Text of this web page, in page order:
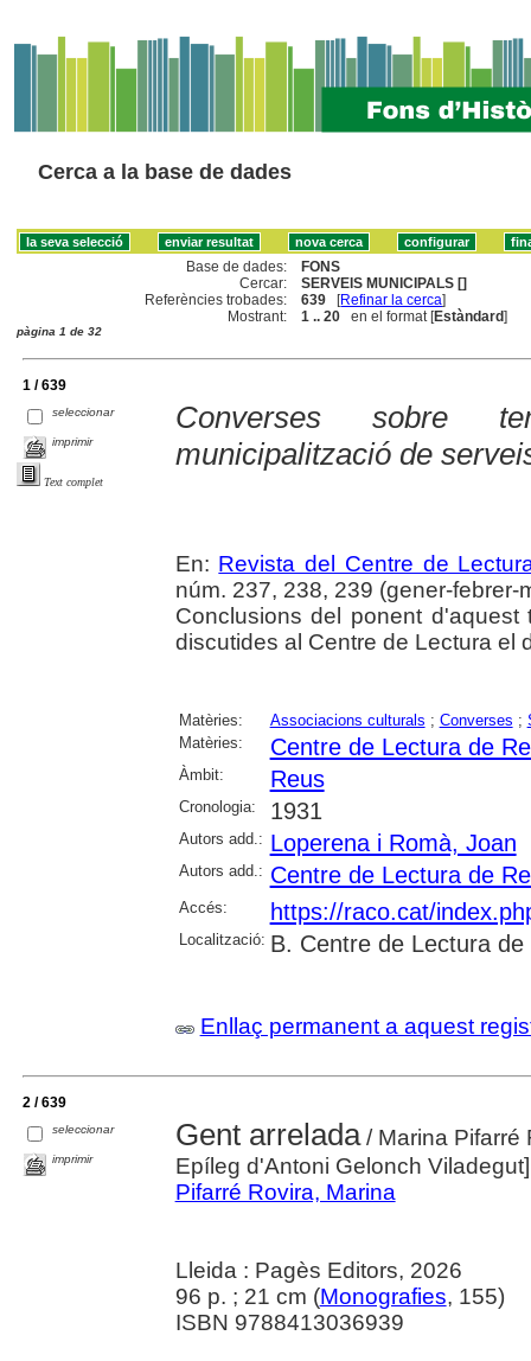
Cerca a la base de dades
Base de dades:
FONS
Cercar:
SERVEIS MUNICIPALS []
Referències trobades:
639 [Refinar la cerca]
Mostrant:
1 .. 20 en el format [Estàndard]
pàgina 1 de 32
1 / 639
seleccionar
imprimir
Text complet
Converses sobre
municipalització de
En: Revista del Centre de
núm. 237, 238, 239 (gener-febrer-
Conclusions del ponent
discutides al Centre de Lectura el
Matèries: Associacions culturals ; Converses ;
Matèries:
Centre de Lectura de
Àmbit: Reus
Cronologia: 1931
Autors add.: Loperena i Romà, Joan
Autors add.: Centre de Lectura de
Accés: https://raco.cat/
Localització: B. Centre de Lectura de
Enllaç permanent a aquest
2 / 639
seleccionar
imprimir
Gent arrelada/ Marina Pifarré
Epíleg d'Antoni Gelonch Viladegut]
Pifarré Rovira, Marina
Lleida : Pagès Editors, 2026
96 p. ; 21 cm (Monografies, 155)
ISBN 9788413036939